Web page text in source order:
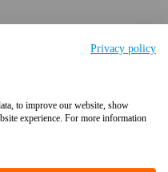
Privacy policy
to improve our website, show
experience. For more information